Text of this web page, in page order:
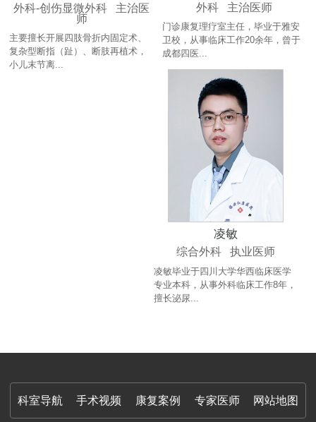
外科-创伤显微外科 主治医
师
主要擅长开展四肢骨折内固定术、
复杂型断指（趾）、断肢再植术，
小儿末节离...
外科 主治医师
门诊康复理疗室主任，毕业于雅安
卫校，从事临床工作20余年，曾于
成都四医...
凌敏
综合外科 执业医师
凌敏毕业于四川大学华西临床医学
专业本科，从事外科临床工作8年，
擅长泌尿...
科室导航 手术视频 康复案例 专家医师 网站地图